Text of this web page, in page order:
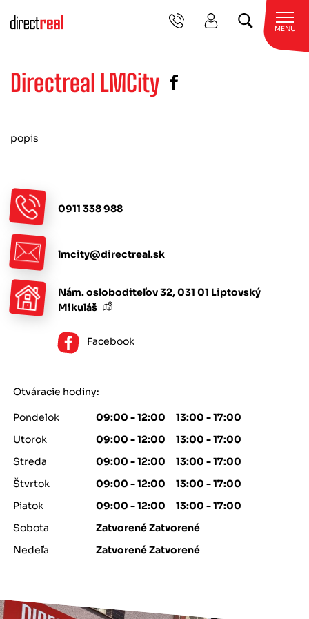
MENU
Directreal LMCity
popis
0911 338 988
lmcity@directreal.sk
Nám. osloboditeľov 32, 031 01 Liptovský
Mikuláš
Facebook
Otváracie hodiny:
Pondelok
09:00 - 12:00 13:00 - 17:00
Utorok
09:00 - 12:00 13:00 - 17:00
Streda
09:00 - 12:00 13:00 - 17:00
Štvrtok
09:00 - 12:00 13:00 - 17:00
Piatok
09:00 - 12:00 13:00 - 17:00
Sobota
Zatvorené Zatvorené
Nedeľa
Zatvorené Zatvorené